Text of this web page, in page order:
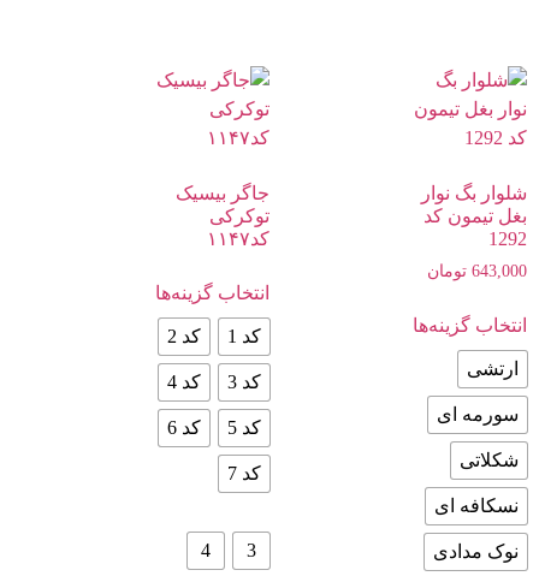
شلوار بگ نوار
بغل تیمون کد
1292
643,000 تومان
انتخاب گزینه‌ها
ارتشی
سورمه ای
شکلاتی
نسکافه ای
نوک مدادی
جاگر بیسیک
توکرکی
کد۱۱۴۷
انتخاب گزینه‌ها
کد 1 کد 2
کد 3 کد 4
کد 5 کد 6
کد 7
3
4